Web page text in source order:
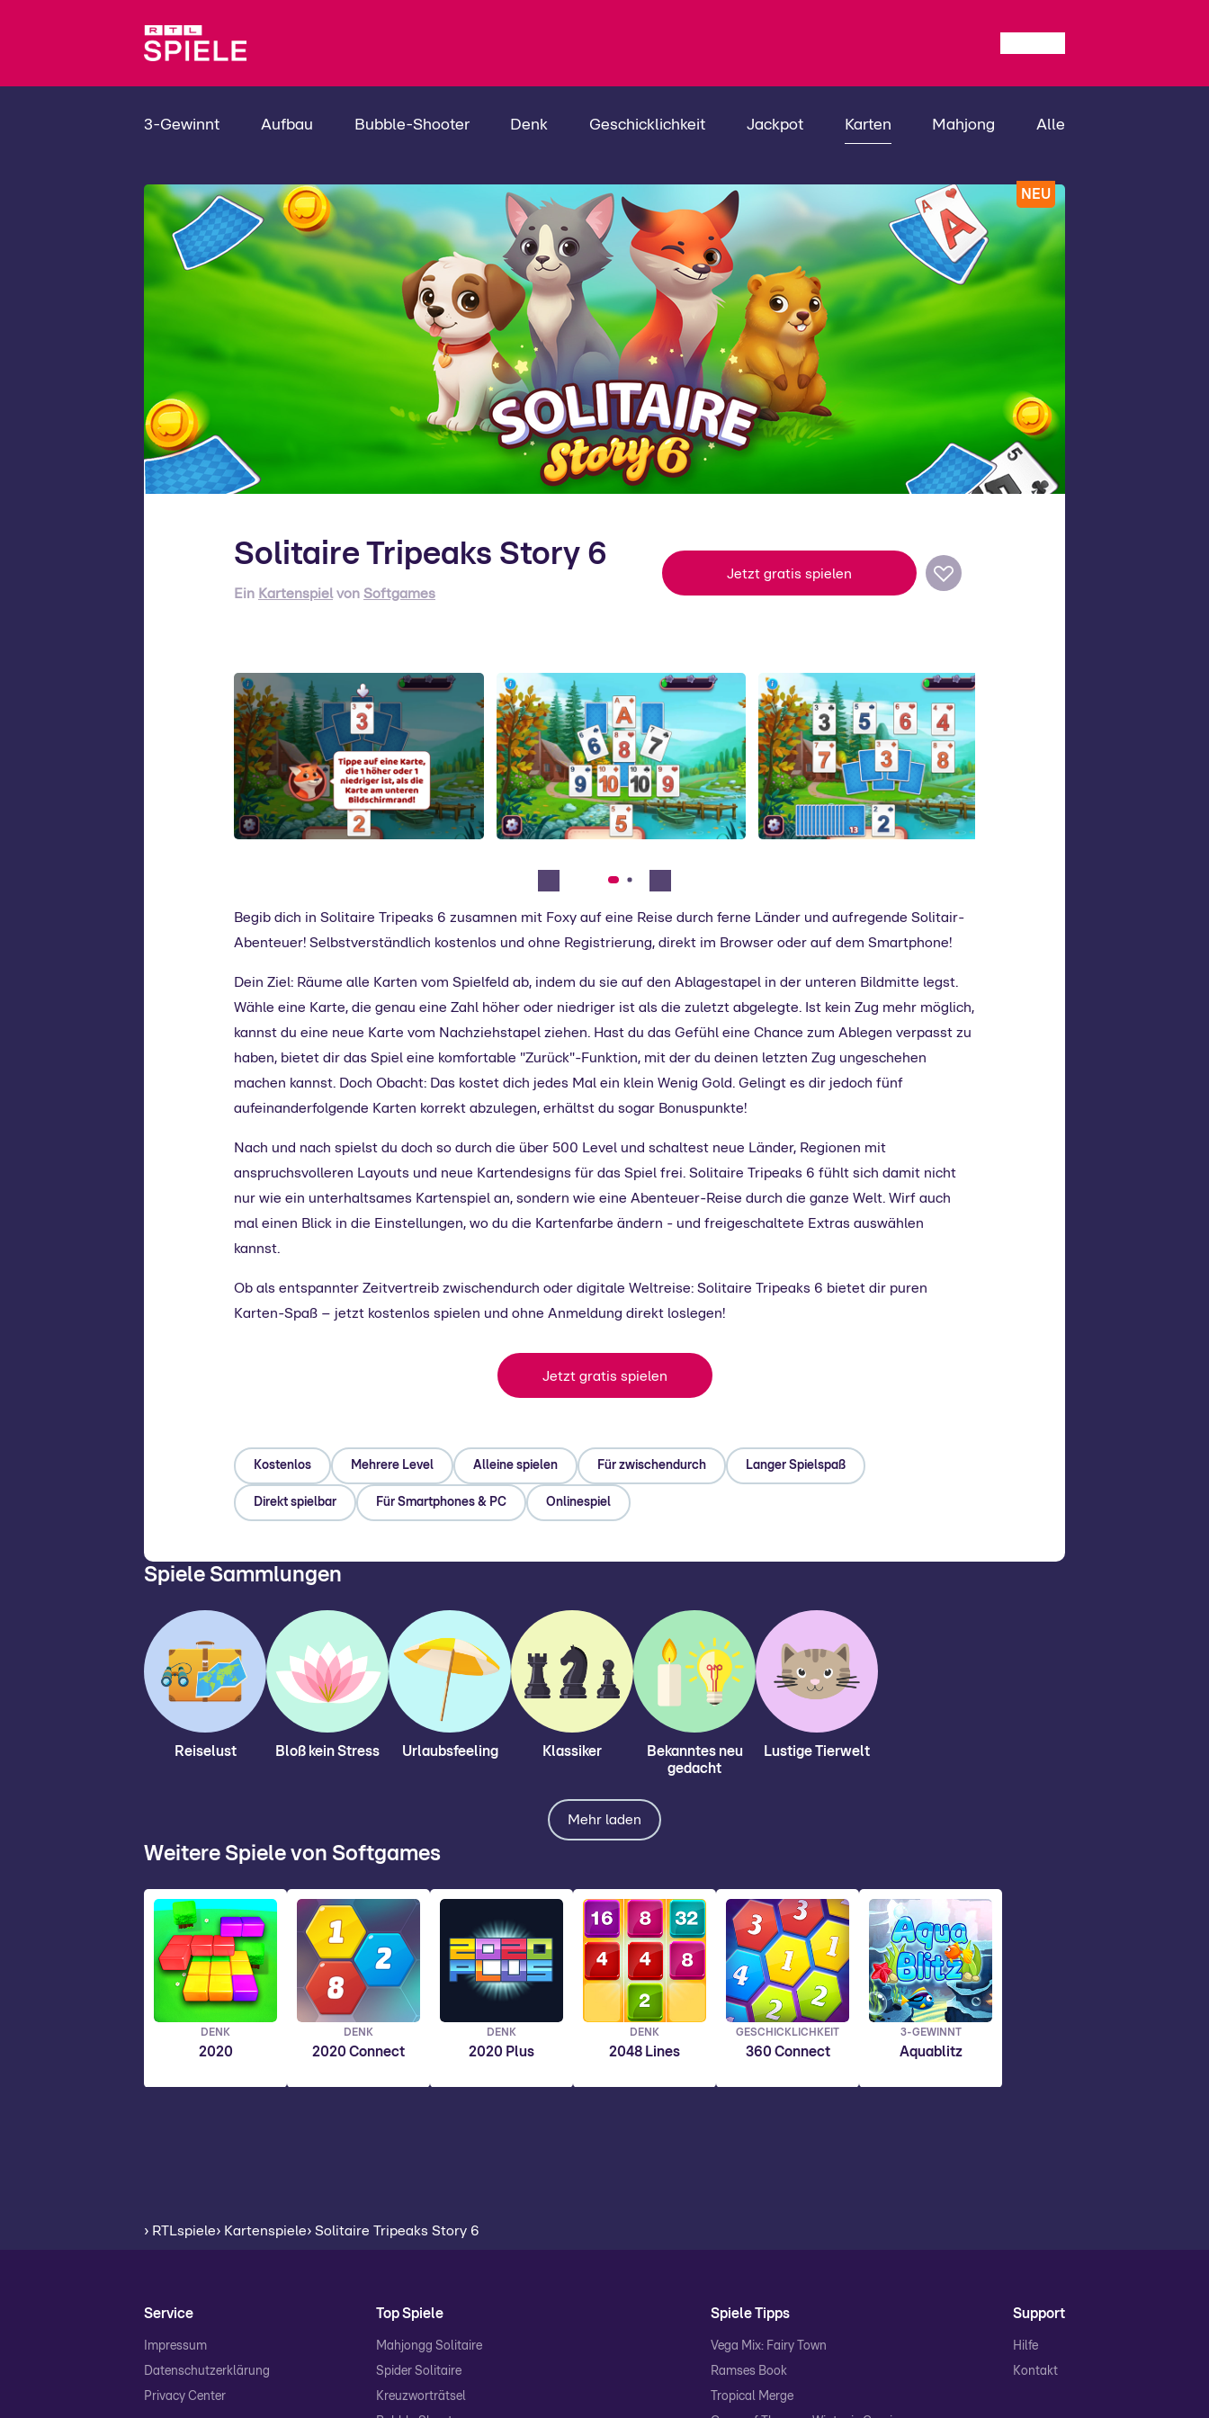
3-Gewinnt Aufbau Bubble-Shooter Denk Geschicklichkeit Jackpot Karten Mahjong Alle
NEU
Solitaire Tripeaks Story 6
Ein Kartenspielvon Softgames
Das berliner Unternehmen hat sich auf kostenlose Gelegenheitsspiele für jedes Gerät
zum Support
Jetzt gratis spielen
Begib dich in Solitaire Tripeaks 6 zusamnen mit Foxy auf eine Reise durch ferne Länder und aufregende Solitair-
Abenteuer! Selbstverständlich kostenlos und ohne Registrierung, direkt im Browser oder auf dem Smartphone!
Dein Ziel: Räume alle Karten vom Spielfeld ab, indem du sie auf den Ablagestapel in der unteren Bildmitte legst.
Wähle eine Karte, die genau eine Zahl höher oder niedriger ist als die zuletzt abgelegte. Ist kein Zug mehr möglich,
kannst du eine neue Karte vom Nachziehstapel ziehen. Hast du das Gefühl eine Chance zum Ablegen verpasst zu
haben, bietet dir das Spiel eine komfortable "Zurück"-Funktion, mit der du deinen letzten Zug ungeschehen
machen kannst. Doch Obacht: Das kostet dich jedes Mal ein klein Wenig Gold. Gelingt es dir jedoch fünf
aufeinanderfolgende Karten korrekt abzulegen, erhältst du sogar Bonuspunkte!
Nach und nach spielst du doch so durch die über 500 Level und schaltest neue Länder, Regionen mit
anspruchsvolleren Layouts und neue Kartendesigns für das Spiel frei. Solitaire Tripeaks 6 fühlt sich damit nicht
nur wie ein unterhaltsames Kartenspiel an, sondern wie eine Abenteuer-Reise durch die ganze Welt. Wirf auch
mal einen Blick in die Einstellungen, wo du die Kartenfarbe ändern - und freigeschaltete Extras auswählen
kannst.
Ob als entspannter Zeitvertreib zwischendurch oder digitale Weltreise: Solitaire Tripeaks 6 bietet dir puren
Karten-Spaß – jetzt kostenlos spielen und ohne Anmeldung direkt loslegen!
Jetzt gratis spielen
Kostenlos Mehrere Level Alleine spielen Für zwischendurch Langer Spielspaß
Direkt spielbar Für Smartphones & PC Onlinespiel
Spiele Sammlungen
Reiselust Bloß kein Stress Urlaubsfeeling Klassiker
Bekanntes neu
gedacht
Lustige Tierwelt
Mehr laden
Weitere Spiele von Softgames
DENK
2020
DENK
2020 Connect
DENK
2020 Plus
DENK
2048 Lines
GESCHICKLICHKEIT
360 Connect
3-GEWINNT
Aquablitz
› RTLspiele› Kartenspiele› Solitaire Tripeaks Story 6
Service
Impressum
Datenschutzerklärung
Privacy Center
Top Spiele
Mahjongg Solitaire
Spider Solitaire
Kreuzworträtsel
Spiele Tipps
Vega Mix: Fairy Town
Ramses Book
Tropical Merge
Support
Hilfe
Kontakt